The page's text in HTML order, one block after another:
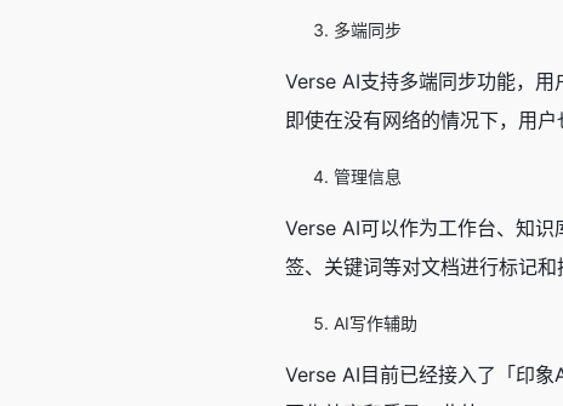
多端同步
Verse AI支持多端同步功能，用
即使在没有网络的情况下，用户
管理信息
Verse AI可以作为工作台、知
签、关键词等对文档进行标记和
AI写作辅助
Verse AI目前已经接入了「印